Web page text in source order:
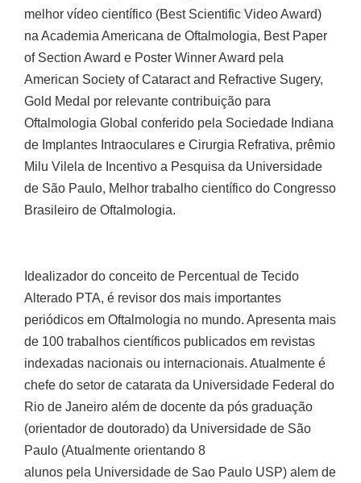
melhor vídeo científico (Best Scientific Video Award)
na Academia Americana de Oftalmologia, Best Paper
of Section Award e Poster Winner Award pela
American Society of Cataract and Refractive Sugery,
Gold Medal por relevante contribuição para
Oftalmologia Global conferido pela Sociedade Indiana
de Implantes Intraoculares e Cirurgia Refrativa, prêmio
Milu Vilela de Incentivo a Pesquisa da Universidade
de São Paulo, Melhor trabalho científico do Congresso
Brasileiro de Oftalmologia.
Idealizador do conceito de Percentual de Tecido
Alterado PTA, é revisor dos mais importantes
periódicos em Oftalmologia no mundo. Apresenta mais
de 100 trabalhos científicos publicados em revistas
indexadas nacionais ou internacionais. Atualmente é
chefe do setor de catarata da Universidade Federal do
Rio de Janeiro além de docente da pós graduação
(orientador de doutorado) da Universidade de São
Paulo (Atualmente orientando 8
alunos pela Universidade de Sao Paulo USP) alem de